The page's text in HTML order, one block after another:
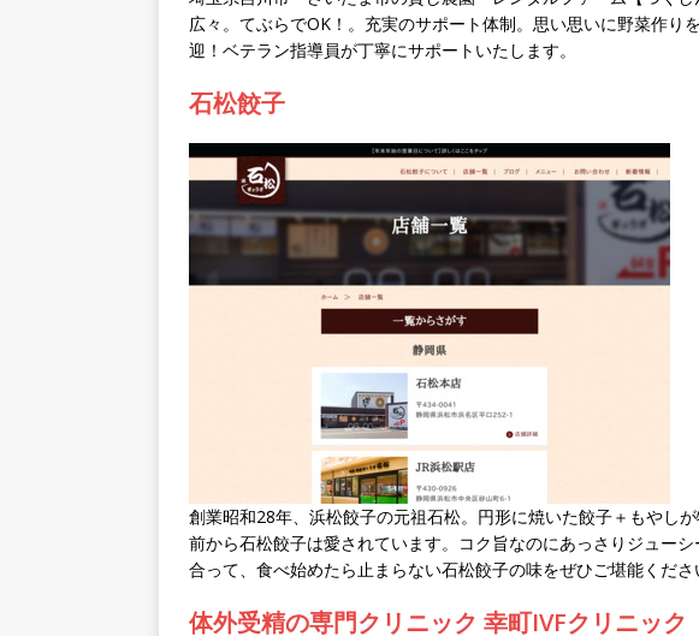
広々。てぶらでOK！。充実のサポート体制。思い思いに野菜作り
迎！ベテラン指導員が丁寧にサポートいたします。
石松餃子
創業昭和28年、浜松餃子の元祖石松。円形に焼いた餃子＋もやし
前から石松餃子は愛されています。コク旨なのにあっさりジュー
合って、食べ始めたら止まらない石松餃子の味をぜひご堪能くださ
体外受精の専門クリニック 幸町IVFクリニック